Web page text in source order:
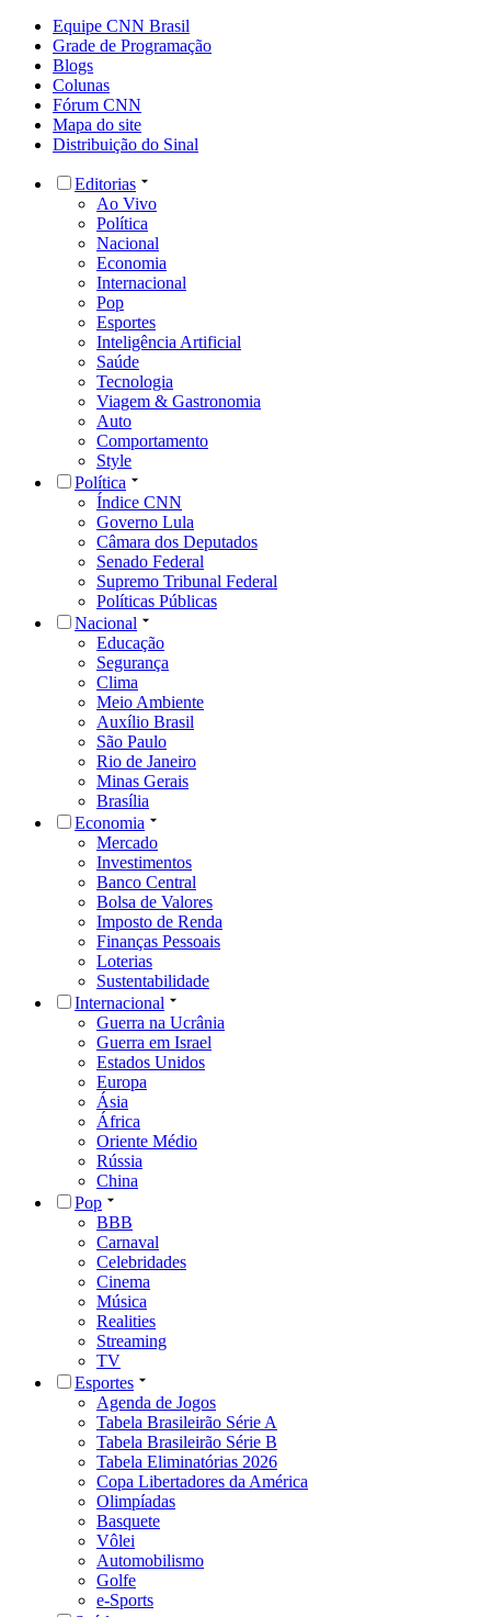
Equipe CNN Brasil
Grade de Programação
Blogs
Colunas
Fórum CNN
Mapa do site
Distribuição do Sinal
Editorias
Ao Vivo
Política
Nacional
Economia
Internacional
Pop
Esportes
Inteligência Artificial
Saúde
Tecnologia
Viagem & Gastronomia
Auto
Comportamento
Style
Política
Índice CNN
Governo Lula
Câmara dos Deputados
Senado Federal
Supremo Tribunal Federal
Políticas Públicas
Nacional
Educação
Segurança
Clima
Meio Ambiente
Auxílio Brasil
São Paulo
Rio de Janeiro
Minas Gerais
Brasília
Economia
Mercado
Investimentos
Banco Central
Bolsa de Valores
Imposto de Renda
Finanças Pessoais
Loterias
Sustentabilidade
Internacional
Guerra na Ucrânia
Guerra em Israel
Estados Unidos
Europa
Ásia
África
Oriente Médio
Rússia
China
Pop
BBB
Carnaval
Celebridades
Cinema
Música
Realities
Streaming
TV
Esportes
Agenda de Jogos
Tabela Brasileirão Série A
Tabela Brasileirão Série B
Tabela Eliminatórias 2026
Copa Libertadores da América
Olimpíadas
Basquete
Vôlei
Automobilismo
Golfe
e-Sports